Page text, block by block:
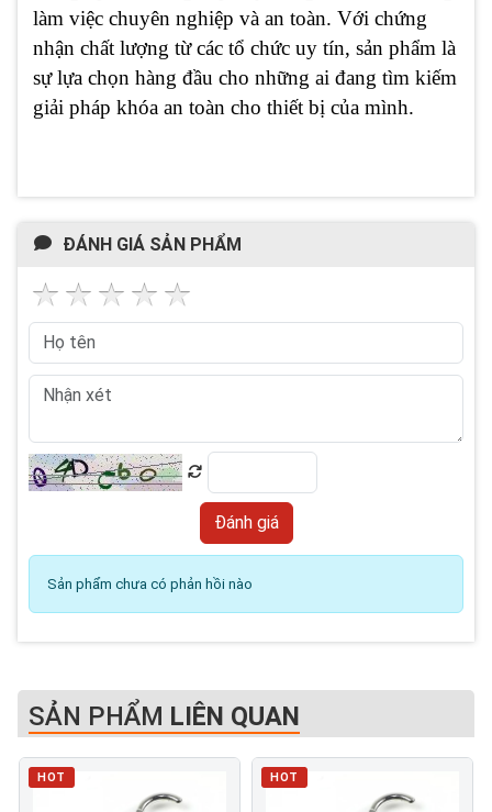
làm việc chuyên nghiệp và an toàn. Với chứng
nhận chất lượng từ các tổ chức uy tín, sản phẩm là
sự lựa chọn hàng đầu cho những ai đang tìm kiếm
giải pháp khóa an toàn cho thiết bị của mình.
ĐÁNH GIÁ SẢN PHẨM
Sản phẩm chưa có phản hồi nào
SẢN PHẨM LIÊN QUAN
HOT HOT